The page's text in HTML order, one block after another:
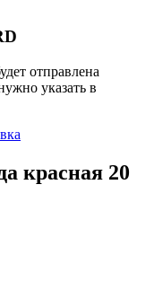
отправлена
указать в
красная 20